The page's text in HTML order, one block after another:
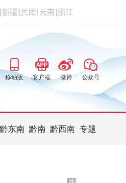
新疆 兵团 云南 浙江
移动版 客户端 微博 公众号
黔东南 黔南 黔西南 专题